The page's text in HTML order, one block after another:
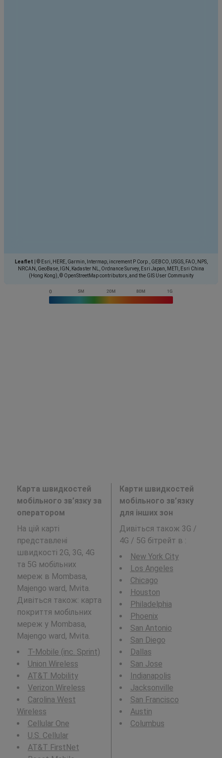
Leaflet
© Esri, HERE, Garmin, Intermap, increment P Corp., GEBCO, USGS, FAO, NPS,
NRCAN, GeoBase, IGN, Kadaster NL, Ordnance Survey, Esri Japan, METI, Esri China
(Hong Kong), © OpenStreetMap contributors, and the GIS User Community
Карта швидкостей
мобільного зв’язку за
оператором
На цій карті
представлені
швидкості 2G, 3G, 4G
та 5G мобільних
мереж в Mombasa,
Majengo ward, Mvita.
Дивіться також: карта
покриття мобільних
мереж у Mombasa,
Majengo ward, Mvita.
T-Mobile (inc. Sprint)
Union Wireless
AT&T Mobility
Verizon Wireless
Carolina West
Wireless
Cellular One
U.S. Cellular
AT&T FirstNet
Карти швидкостей
мобільного зв’язку
для інших зон
Дивіться також 3G /
4G / 5G бітрейт в :
New York City
Los Angeles
Chicago
Houston
Philadelphia
Phoenix
San Antonio
San Diego
Dallas
San Jose
Indianapolis
Jacksonville
San Francisco
Austin
Columbus